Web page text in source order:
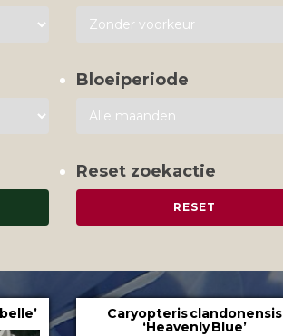
Bloeiperiode
Reset zoekactie
Caryopteris clandonensis
‘Heavenly Blue’